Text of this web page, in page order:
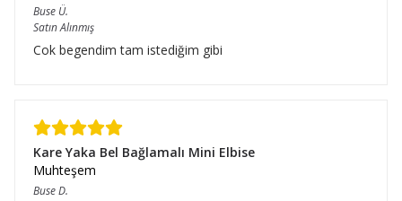
Buse Ü.
Satın Alınmış
Cok begendim tam istediğim gibi
Kare Yaka Bel Bağlamalı Mini Elbise
Muhteşem
BuseD.